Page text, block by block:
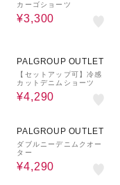
カーゴショーツ
¥3,300
PALGROUP OUTLET
【セットアップ可】冷感
カットデニムショーツ
¥4,290
PALGROUP OUTLET
ダブルニーデニムクオー
ター
¥4,290